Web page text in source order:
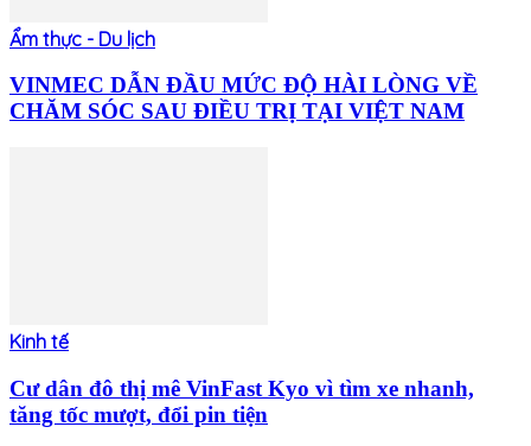
Ẩm thực - Du lịch
VINMEC DẪN ĐẦU MỨC ĐỘ HÀI LÒNG VỀ
CHĂM SÓC SAU ĐIỀU TRỊ TẠI VIỆT NAM
Kinh tế
Cư dân đô thị mê VinFast Kyo vì tìm xe nhanh,
tăng tốc mượt, đổi pin tiện